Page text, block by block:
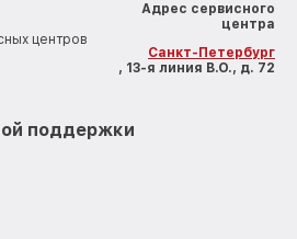
центров
Адрес сервисного
центра
Санкт-Петербург
, 13-я линия В.О., д. 72
поддержки